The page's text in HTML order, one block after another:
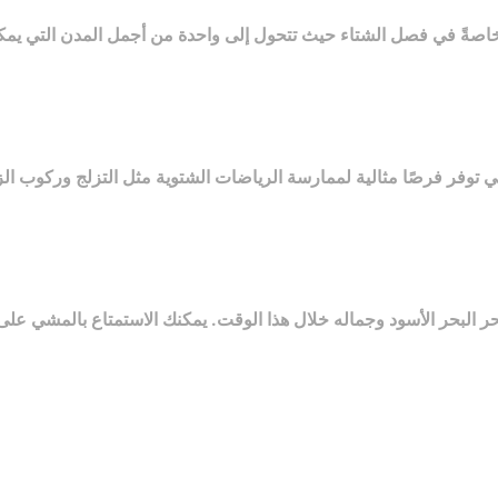
في فصل الشتاء حيث تتحول إلى واحدة من أجمل المدن التي
فرصًا مثالية لممارسة الرياضات الشتوية مثل التزلج وركوب
البحر الأسود وجماله خلال هذا الوقت. يمكنك الاستمتاع بالمشي